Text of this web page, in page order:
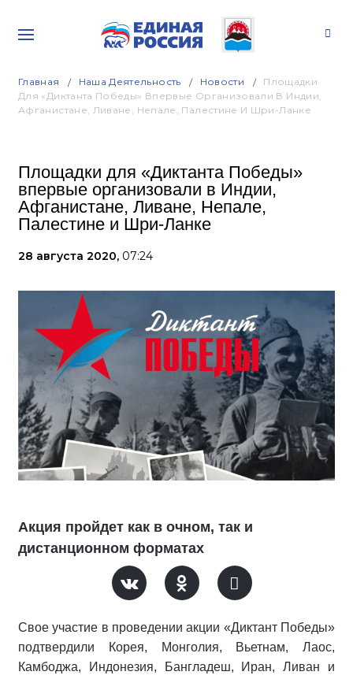
Главная Наша Деятельность Новости
Площадки
Для «Диктанта Победы» Впервые Организовали В Индии,
Афганистане, Ливане, Непале, Палестине И Шри-Ланке
Площадки для «Диктанта Победы»
впервые организовали в Индии,
Афганистане, Ливане, Непале,
Палестине и Шри-Ланке
28 августа 2020, 07:24
Акция пройдет как в очном, так и
дистанционном форматах
Cвое участие в проведении акции «Диктант Победы»
подтвердили Корея, Монголия, Вьетнам, Лаос,
Камбоджа, Индонезия, Бангладеш, Иран, Ливан и